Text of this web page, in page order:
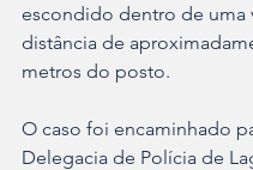
escondido dentro de uma
distância de
metros do posto.
O caso foi encaminhado
Delegacia de Polícia de